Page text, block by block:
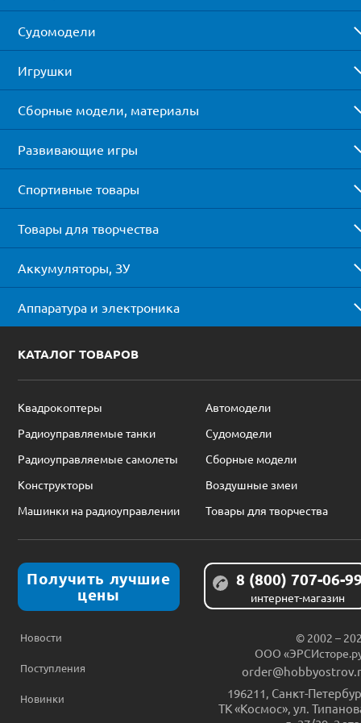
Судомодели
Игрушки
Сборные модели, материалы
Развивающие игры
Спортивные товары
Товары для творчества
Аккумуляторы, ЗУ
Аппаратура и электроника
КАТАЛОГ ТОВАРОВ
Квадрокоптеры
Автомодели
Радиоуправляемые танки
Судомодели
Радиоуправляемые самолеты
Сборные модели
Конструкторы
Воздушные змеи
Машинки на радиоуправлении
Товары для творчества
Получить лучшие
цены
8 (800) 707-06-
интернет-магазин
Новости
Поступления
Новинки
© 2002 –
ООО
196211 Санкт-
ТК «Космос», ул.